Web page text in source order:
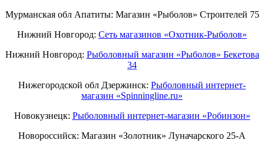
Мурманская обл Апатиты: Магазин «Рыболов» Строителей 75
Нижний Новгород: Cеть магазинов «Охотник-Рыболов»
Нижний Новгород: Рыболовный магазин «Рыболов» Бекетова
34
Нижегородской обл Дзержинск: Рыболовный интернет-
магазин «Spinningline.ru»
Новокузнецк: Рыболовный интернет-магазин «Робинзон»
Новороссийск: Магазин «Золотник» Луначарского 25-А